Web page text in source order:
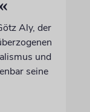
Aly, der
und
seine